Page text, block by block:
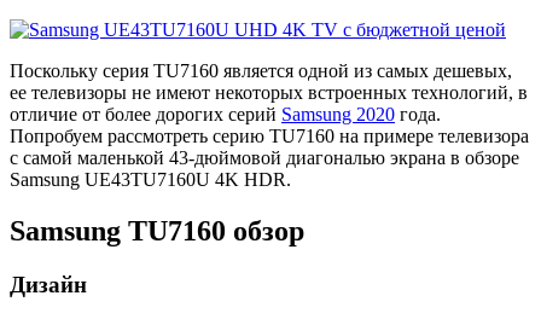
Поскольку серия TU7160 является одной из самых дешевых,
ее телевизоры не имеют некоторых встроенных технологий, в
отличие от более дорогих серий Samsung 2020 года.
Попробуем рассмотреть серию TU7160 на примере телевизора
с самой маленькой 43-дюймовой диагональю экрана в обзоре
Samsung UE43TU7160U 4K HDR.
Samsung TU7160 обзор
Дизайн